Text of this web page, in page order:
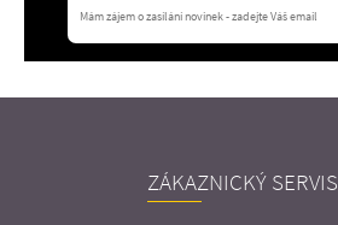
ZÁKAZNICKÝ SERVIS